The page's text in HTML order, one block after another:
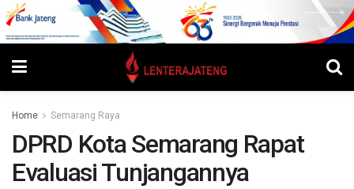
Home Semarang Raya
DPRD Kota Semarang Rapat
Evaluasi Tunjangannya